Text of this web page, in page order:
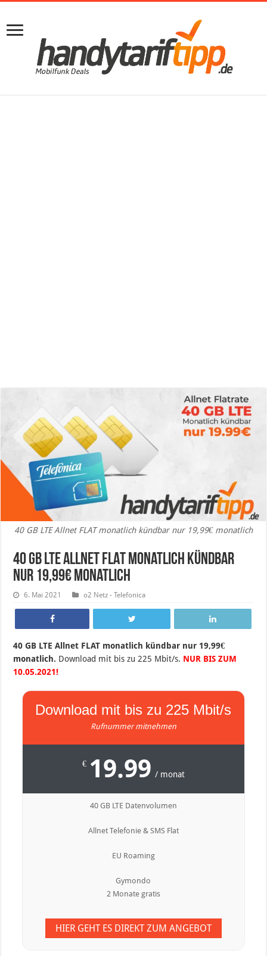
40 GB LTE Allnet FLAT monatlich kündbar nur 19,99€ monatlich
40 GB LTE Allnet FLAT monatlich kündbar
nur 19,99€ monatlich
6. Mai 2021 o2 Netz - Telefonica
40 GB LTE Allnet FLAT monatlich kündbar nur 19,99€
monatlich. Download mit bis zu 225 Mbit/s. NUR BIS ZUM
10.05.2021!
Download mit bis zu 225 Mbit/s
Rufnummer mitnehmen
€ 19.99 / monat
40 GB LTE Datenvolumen
Allnet Telefonie & SMS Flat
EU Roaming
Gymondo
2 Monate gratis
HIER GEHT ES DIREKT ZUM ANGEBOT